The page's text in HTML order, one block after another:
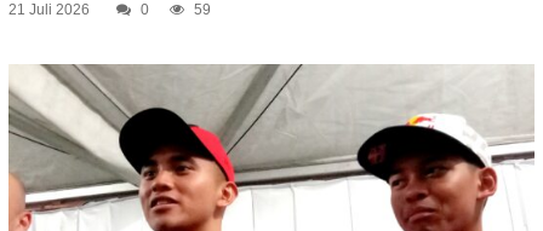
21 Juli 2026 0 59